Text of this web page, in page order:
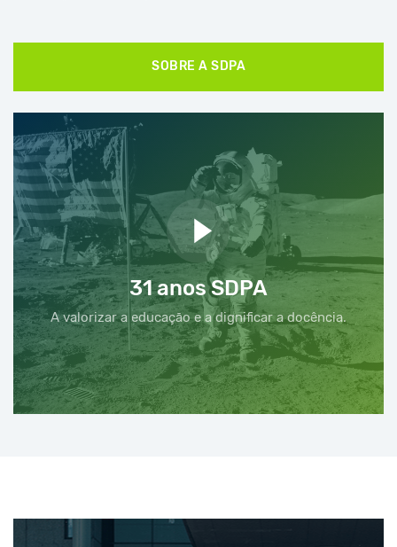
SOBRE A SDPA
31 anos SDPA
A valorizar a educação e a dignificar a docência.